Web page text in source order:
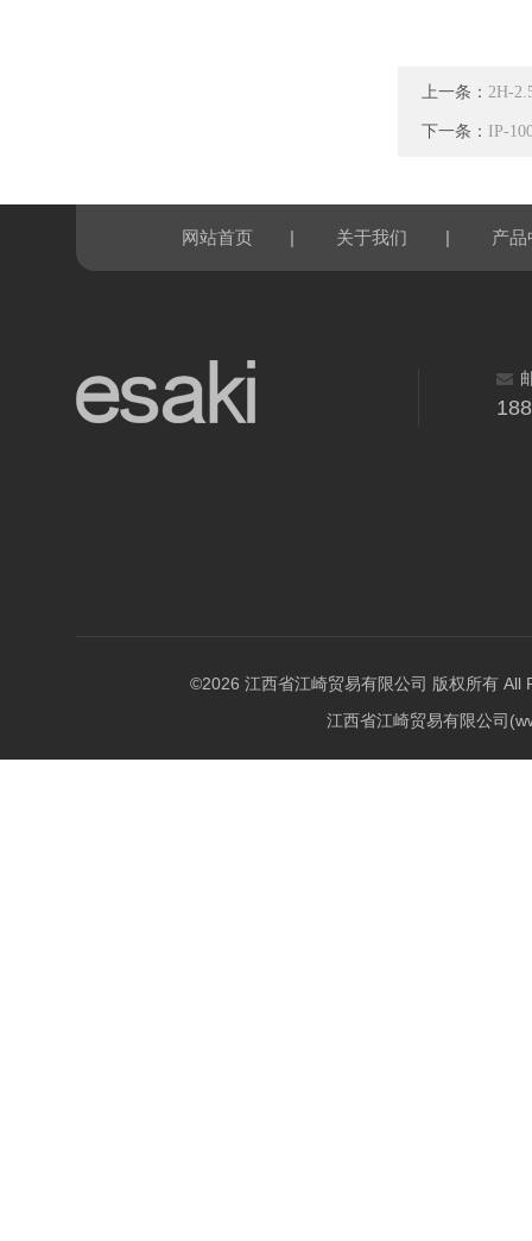
上一条： 2H-
下一条： IP-
网站首页 | 关于我们 | 产品
©2026 江西省江崎贸易有限公司 版权所有 All
江西省江崎贸易有限公司